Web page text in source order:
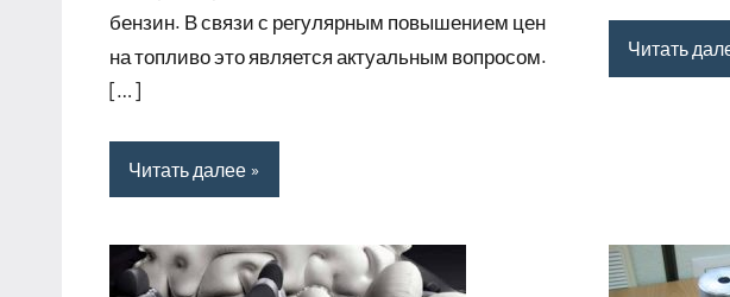
бензин. В связи с регулярным повышением цен
на топливо это является актуальным вопросом.
[…]
Читать далее
Читать